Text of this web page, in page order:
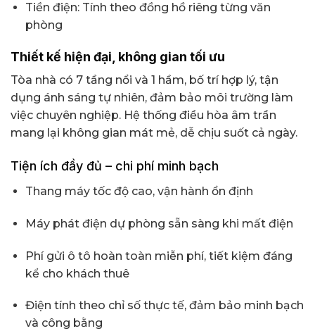
Tiền điện: Tính theo đồng hồ riêng từng văn
phòng
Thiết kế hiện đại, không gian tối ưu
Tòa nhà có 7 tầng nổi và 1 hầm, bố trí hợp lý, tận
dụng ánh sáng tự nhiên, đảm bảo môi trường làm
việc chuyên nghiệp. Hệ thống điều hòa âm trần
mang lại không gian mát mẻ, dễ chịu suốt cả ngày.
Tiện ích đầy đủ – chi phí minh bạch
Thang máy tốc độ cao, vận hành ổn định
Máy phát điện dự phòng sẵn sàng khi mất điện
Phí gửi ô tô hoàn toàn miễn phí, tiết kiệm đáng
kể cho khách thuê
Điện tính theo chỉ số thực tế, đảm bảo minh bạch
và công bằng